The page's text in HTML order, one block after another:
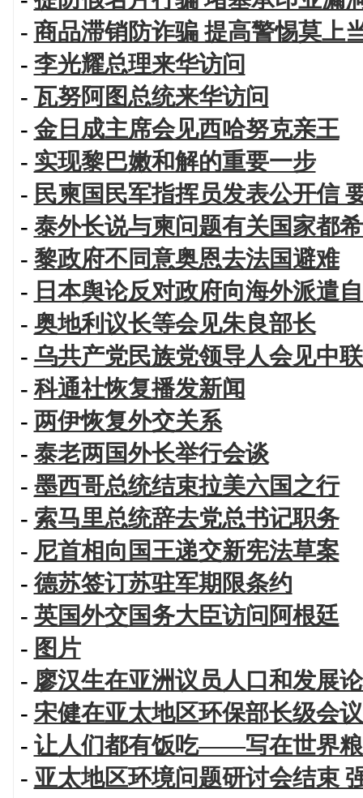
- 商品滞销防诈骗 提高警惕莫上
- 李光耀总理来华访问
- 瓦努阿图总统来华访问
- 金日成主席会见西哈努克亲王
- 实现黎巴嫩和解的重要一步
- 民柬国民军指挥员发表公开信
- 泰外长说与柬问题有关国家都
- 黎政府不同意奥恩去法国避难
- 日本舆论反对政府向海外派遣
- 奥地利议长等会见朱良部长
- 乌共产党民族党领导人会见中
- 科通社恢复播发新闻
- 两伊恢复外交关系
- 泰老两国外长举行会谈
- 墨西哥总统结束拉美六国之行
- 索马里总统辞去党总书记职务
- 尼首相向国王递交新宪法草案
- 德苏签订苏驻军期限条约
- 英国外交国务大臣访问阿根廷
- 图片
- 廖汉生在亚洲议员人口和发展
- 宋健在亚太地区环保部长级会
- 让人们都有饭吃——写在世界
- 亚太地区环境问题研讨会结束